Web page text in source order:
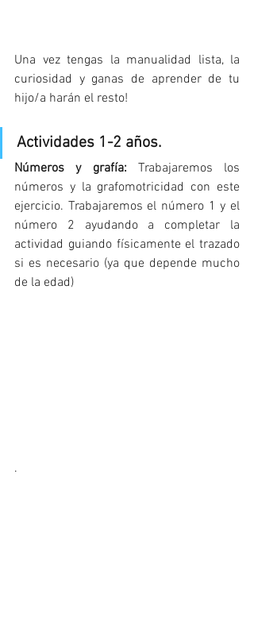
Una vez tengas la manualidad lista, la
curiosidad y ganas de aprender de tu
hijo/a harán el resto!
Actividades 1-2 años.
Números y grafía: Trabajaremos los
números y la grafomotricidad con este
ejercicio. Trabajaremos el número 1 y el
número 2 ayudando a completar la
actividad guiando físicamente el trazado
si es necesario (ya que depende mucho
de la edad)
.